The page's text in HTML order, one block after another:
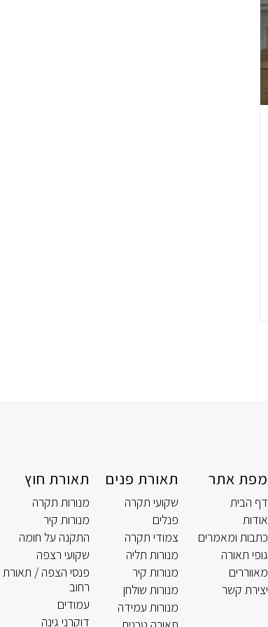
מפת אתר
דף הבית
אודות
כתבות ומאמרים
גופי תאורה
מאווררים
יצירת קשר
תאורת פנים
שקועי תקרה
פנלים
צמודי תקרה
מנורות תליה
מנורות קיר
מנורות שולחן
מנורות עמידה
תאורת חוץ
מנורות תקרה
מנורות קיר
התקנה על חומה
שקועי רצפה
פנסי הצפה / תאורת
רחוב
עמודים
דוקרני גינה